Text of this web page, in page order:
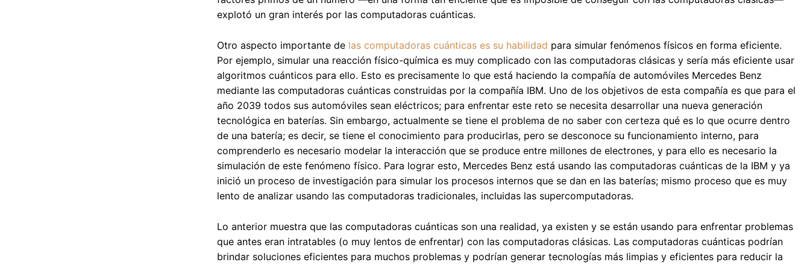
explotó un gran interés por las computadoras cuánticas.
Otro aspecto importante de las computadoras cuánticas es su habilidad para simular fenómenos físicos en forma eficiente.
Por ejemplo, simular una reacción físico-química es muy complicado con las computadoras clásicas y sería más eficiente usar
algoritmos cuánticos para ello. Esto es precisamente lo que está haciendo la compañía de automóviles Mercedes Benz
mediante las computadoras cuánticas construidas por la compañía IBM. Uno de los objetivos de esta compañía es que para el
año 2039 todos sus automóviles sean eléctricos; para enfrentar este reto se necesita desarrollar una nueva generación
tecnológica en baterías. Sin embargo, actualmente se tiene el problema de no saber con certeza qué es lo que ocurre dentro
de una batería; es decir, se tiene el conocimiento para producirlas, pero se desconoce su funcionamiento interno, para
comprenderlo es necesario modelar la interacción que se produce entre millones de electrones, y para ello es necesario la
simulación de este fenómeno físico. Para lograr esto, Mercedes Benz está usando las computadoras cuánticas de la IBM y ya
inició un proceso de investigación para simular los procesos internos que se dan en las baterías; mismo proceso que es muy
lento de analizar usando las computadoras tradicionales, incluidas las supercomputadoras.
Lo anterior muestra que las computadoras cuánticas son una realidad, ya existen y se están usando para enfrentar problemas
que antes eran intratables (o muy lentos de enfrentar) con las computadoras clásicas. Las computadoras cuánticas podrían
brindar soluciones eficientes para muchos problemas y podrían generar tecnologías más limpias y eficientes para reducir la